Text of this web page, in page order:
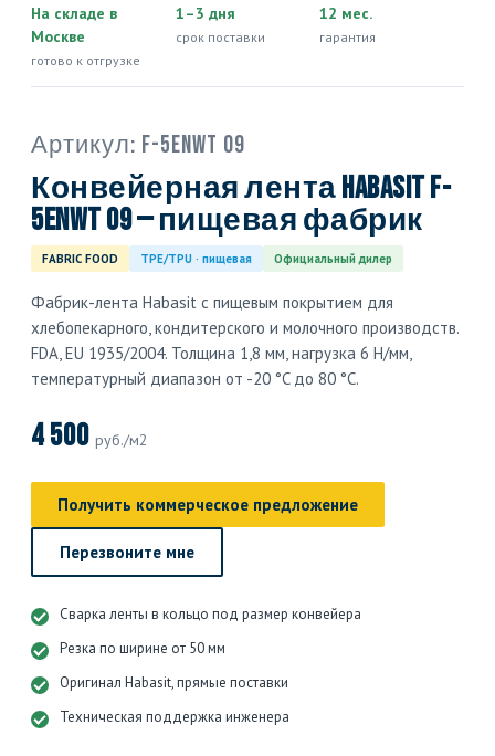
На складе в
Москве
готово к отгрузке
1–3 дня
срок поставки
12 мес.
гарантия
Артикул: F-5ENWT 09
Конвейерная лента Habasit F-
5ENWT 09 — пищевая фабрик
FABRIC FOOD TPE/TPU · пищевая Официальный дилер
Фабрик-лента Habasit с пищевым покрытием для
хлебопекарного, кондитерского и молочного производств.
FDA, EU 1935/2004. Толщина 1,8 мм, нагрузка 6 Н/мм,
температурный диапазон от -20 °C до 80 °C.
4 500 руб./м2
Получить коммерческое предложение
Перезвоните мне
Сварка ленты в кольцо под размер конвейера
Резка по ширине от 50 мм
Оригинал Habasit, прямые поставки
Техническая поддержка инженера